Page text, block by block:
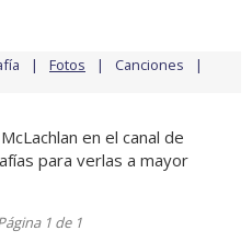
Fotos Canciones
en el canal de
para verlas a mayor
1 de 1